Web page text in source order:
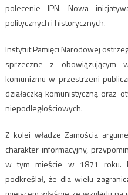
polecenie IPN. Nowa
politycznych i historycznych.
Instytut Pamięci Narodowej
sprzeczne z obowiązującym
komunizmu w przestrzeni
działaczką komunistyczną oraz
niepodległościowych.
Z kolei władze Zamościa
charakter informacyjny,
w tym mieście w 1871 roku.
podkreślał, że dla wielu